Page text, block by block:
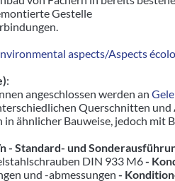
Gestelle
aspects/Aspects
:
angeschlossen werden an
Querschnitten und
in ähnlicher Bauweise, jedoch mit
- Standard- und
DIN 933 M6-
und -abmessungen -